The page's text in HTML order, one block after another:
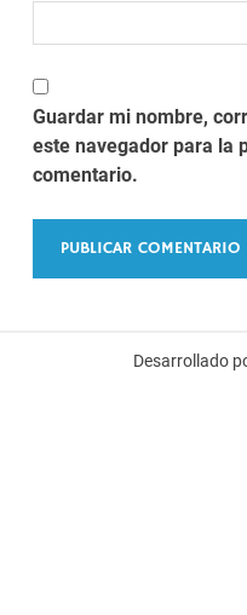
Guardar mi nombre,
este navegador para la
comentario.
Desarrollado